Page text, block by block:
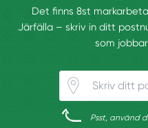
Det finns 8st
Järfälla – skriv in ditt
som
Psst, använd